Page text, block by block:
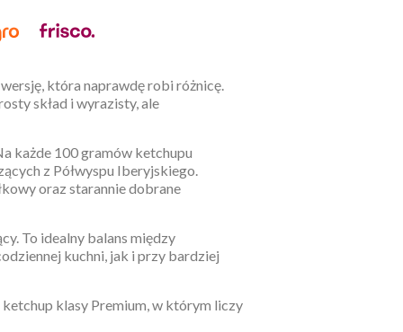
która naprawdę robi różnicę.
skład i wyrazisty, ale
każde 100 gramów ketchupu
z Półwyspu Iberyjskiego.
oraz starannie dobrane
To idealny balans między
kuchni, jak i przy bardziej
klasy Premium, w którym liczy